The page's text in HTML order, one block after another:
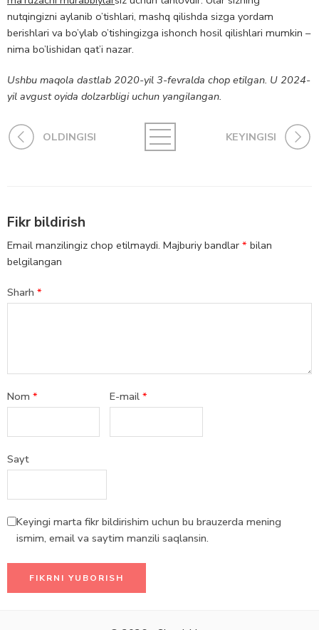
nutqingizni aylanib o’tishlari, mashq qilishda sizga yordam
berishlari va bo’ylab o’tishingizga ishonch hosil qilishlari mumkin –
nima bo’lishidan qat’i nazar.
Ushbu maqola dastlab 2020-yil 3-fevralda chop etilgan. U 2024-
yil avgust oyida dolzarbligi uchun yangilangan.
OLDINGISI KEYINGISI
Fikr bildirish
Email manzilingiz chop etilmaydi. Majburiy bandlar * bilan
belgilangan
Sharh *
Nom * E-mail*
Sayt
Keyingi marta fikr bildirishim uchun bu brauzerda mening
ismim, email va saytim manzili saqlansin.